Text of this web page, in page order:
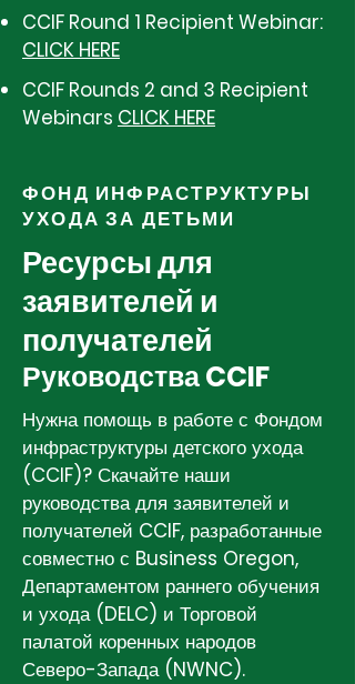
CCIF Round 1 Recipient Webinar:
CLICK HERE
CCIF Rounds 2 and 3 Recipient
Webinars CLICK HERE
ФОНД ИНФРАСТРУКТУРЫ
УХОДА ЗА ДЕТЬМИ
Ресурсы для
заявителей и
получателей
Руководства CCIF
Нужна помощь в работе с Фондом
инфраструктуры детского ухода
(CCIF)? Скачайте наши
руководства для заявителей и
получателей CCIF, разработанные
совместно с Business Oregon,
Департаментом раннего обучения
и ухода (DELC) и Торговой
палатой коренных народов
Северо-Запада (NWNC).